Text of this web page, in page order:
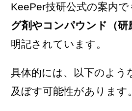
KeePer技研公式の案内
グ剤やコンパウンド（研
明記されています。
具体的には、以下のよう
及ぼす可能性があります。